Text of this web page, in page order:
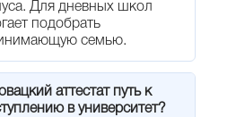
Для дневных школ
подобрать
семью.
аттестат путь к
в университет?